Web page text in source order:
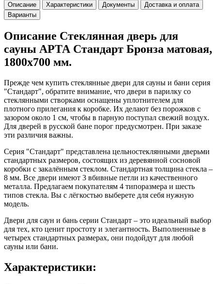
Описание Характеристики Документы
Доставка и оплата
Варианты
Описание Стеклянная дверь для
сауны АРТА Стандарт Бронза матовая,
1800х700 мм.
Прежде чем купить стеклянные двери для сауны и бани серия
"Стандарт", обратите внимание, что двери в парилку со
стеклянными створками оснащены уплотнителем для
плотного прилегания к коробке. Их делают без порожков с
зазором около 1 см, чтобы в парную поступал свежий воздух.
Для дверей в русской бане порог предусмотрен. При заказе
эти различия важны.
Серия "Стандарт" представлена цельностеклянными дверьми
стандартных размеров, состоящих из деревянной сосновой
коробки с закалённым стеклом. Стандартная толщина стекла –
8 мм. Все двери имеют 3 вбивные петли из качественного
металла. Предлагаем покупателям 4 типоразмера и шесть
типов стекла. Вы с лёгкостью выберете для себя нужную
модель.
Двери для саун и бань серии Стандарт – это идеальный выбор
для тех, кто ценит простоту и элегантность. Выполненные в
четырех стандартных размерах, они подойдут для любой
сауны или бани.
Характеристики: